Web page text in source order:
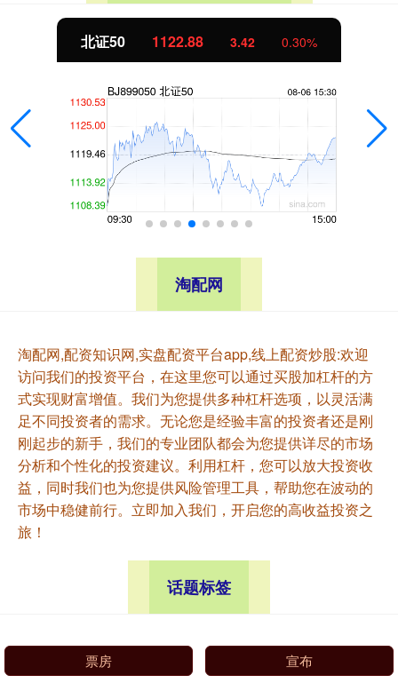
北证50 1122.88 3.42 0.30%
淘配网
淘配网,配资知识网,实盘配资平台app,线上配资炒股:欢迎
访问我们的投资平台，在这里您可以通过买股加杠杆的方
式实现财富增值。我们为您提供多种杠杆选项，以灵活满
足不同投资者的需求。无论您是经验丰富的投资者还是刚
刚起步的新手，我们的专业团队都会为您提供详尽的市场
分析和个性化的投资建议。利用杠杆，您可以放大投资收
益，同时我们也为您提供风险管理工具，帮助您在波动的
市场中稳健前行。立即加入我们，开启您的高收益投资之
旅！
话题标签
票房 宣布